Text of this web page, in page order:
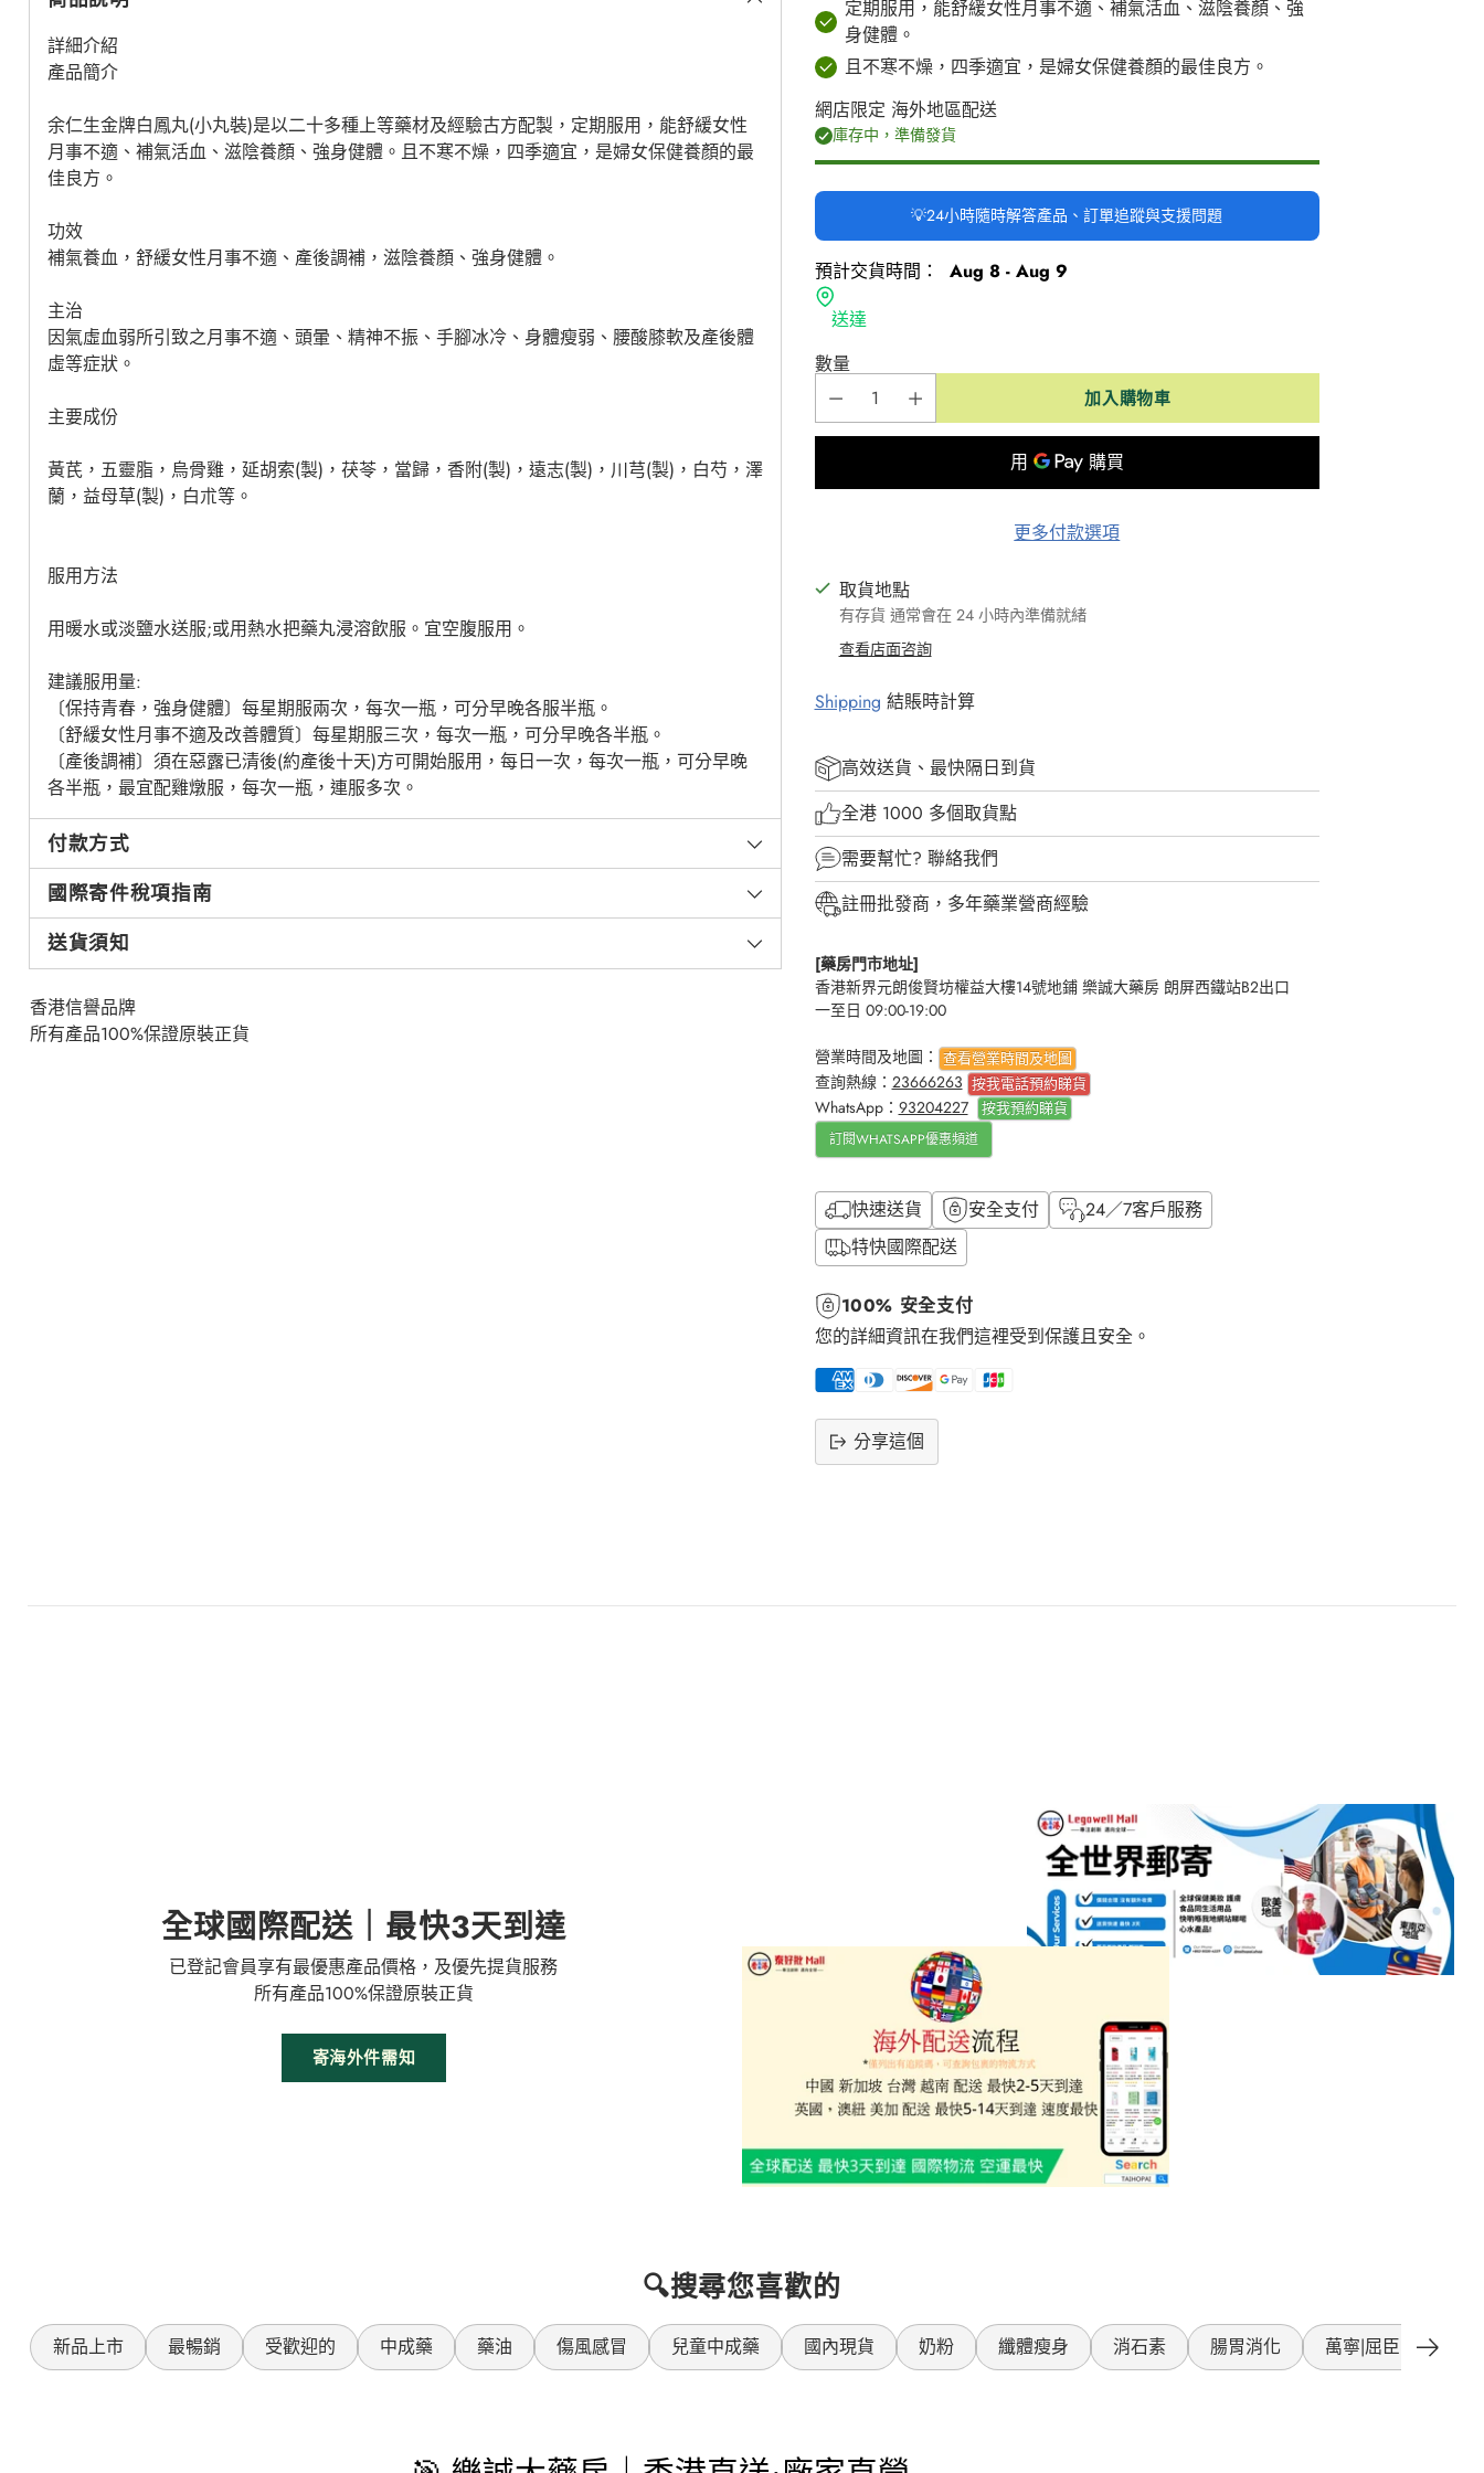
詳細介紹
產品簡介
余仁生金牌白鳳丸(小丸裝)是以二十多種上等藥材及經驗古方配製，定期服用，能舒緩女性
月事不適、補氣活血、滋陰養顏、強身健體。且不寒不燥，四季適宜，是婦女保健養顏的最
佳良方。
功效
補氣養血，舒緩女性月事不適、產後調補，滋陰養顏、強身健體。
主治
因氣虛血弱所引致之月事不適、頭暈、精神不振、手腳冰冷、身體瘦弱、腰酸膝軟及產後體
虛等症狀。
主要成份
黃芪，五靈脂，烏骨雞，延胡索(製)，茯苓，當歸，香附(製)，遠志(製)，川芎(製)，白芍，澤
蘭，益母草(製)，白朮等。
服用方法
用暖水或淡鹽水送服;或用熱水把藥丸浸溶飲服。宜空腹服用。
建議服用量:
〔保持青春，強身健體〕每星期服兩次，每次一瓶，可分早晚各服半瓶。
〔舒緩女性月事不適及改善體質〕每星期服三次，每次一瓶，可分早晚各半瓶。
〔產後調補〕須在惡露已清後(約產後十天)方可開始服用，每日一次，每次一瓶，可分早晚
各半瓶，最宜配雞燉服，每次一瓶，連服多次。
付款方式
國際寄件稅項指南
送貨須知
香港信譽品牌
所有產品100%保證原裝正貨
定期服用，能舒緩女性月事不適、補氣活血、滋陰養顏、強
身健體。
且不寒不燥，四季適宜，是婦女保健養顏的最佳良方。
網店限定 海外地區配送
庫存中，準備發貨
💡24小時隨時解答產品、訂單追蹤與支援問題
預計交貨時間：
Aug 8 - Aug 9
送達
數量
加入購物車
更多付款選項
取貨地點
有存貨 通常會在 24 小時內準備就緒
查看店面咨詢
Shipping 結賬時計算
高效送貨、最快隔日到貨
全港 1000 多個取貨點
需要幫忙? 聯絡我們
註冊批發商，多年藥業營商經驗
[藥房門市地址]
香港新界元朗俊賢坊權益大樓14號地鋪 樂誠大藥房 朗屏西鐵站B2出口
一至日 09:00-19:00
營業時間及地圖： 查看營業時間及地圖
查詢熱線： 23666263 按我電話預約睇貨
WhatsApp： 93204227 按我預約睇貨
訂閱WHATSAPP優惠頻道
快速送貨 安全支付
24／7客戶服務
特快國際配送
100% 安全支付
您的詳細資訊在我們這裡受到保護且安全。
分享這個
到
全球國際配送｜最快3天到達
已登記會員享有最優惠產品價格，及優先提貨服務
所有產品100%保證原裝正貨
寄海外件需知
🔍搜尋您喜歡的
新品上市 最暢銷 受歡迎的 中成藥 藥油 傷風感冒 兒童中成藥 國內現貨 奶粉 纖體瘦身 消石素 腸胃消化 萬寧|屈臣氏產品